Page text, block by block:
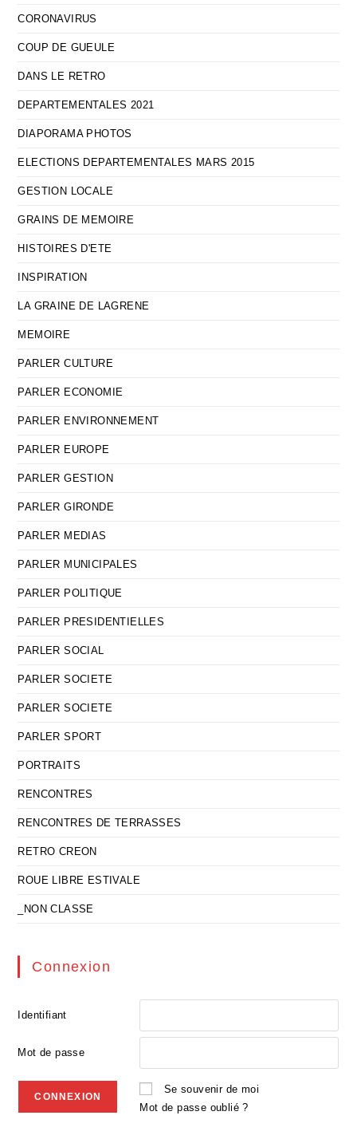
CORONAVIRUS
COUP DE GUEULE
DANS LE RETRO
DEPARTEMENTALES 2021
DIAPORAMA PHOTOS
ELECTIONS DEPARTEMENTALES MARS 2015
GESTION LOCALE
GRAINS DE MEMOIRE
HISTOIRES D'ETE
INSPIRATION
LA GRAINE DE LAGRENE
MEMOIRE
PARLER CULTURE
PARLER ECONOMIE
PARLER ENVIRONNEMENT
PARLER EUROPE
PARLER GESTION
PARLER GIRONDE
PARLER MEDIAS
PARLER MUNICIPALES
PARLER POLITIQUE
PARLER PRESIDENTIELLES
PARLER SOCIAL
PARLER SOCIETE
PARLER SOCIETE
PARLER SPORT
PORTRAITS
RENCONTRES
RENCONTRES DE TERRASSES
RETRO CREON
ROUE LIBRE ESTIVALE
_NON CLASSE
Connexion
Identifiant
Mot de passe
Se souvenir de moi
Mot de passe oublié ?